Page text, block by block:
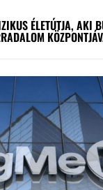
ÉLETÚTJA, AKI